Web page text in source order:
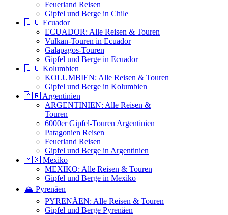
Feuerland Reisen
Gipfel und Berge in Chile
🇪🇨 Ecuador
ECUADOR: Alle Reisen & Touren
Vulkan-Touren in Ecuador
Galapagos-Touren
Gipfel und Berge in Ecuador
🇨🇴 Kolumbien
KOLUMBIEN: Alle Reisen & Touren
Gipfel und Berge in Kolumbien
🇦🇷 Argentinien
ARGENTINIEN: Alle Reisen &
Touren
6000er Gipfel-Touren Argentinien
Patagonien Reisen
Feuerland Reisen
Gipfel und Berge in Argentinien
🇲🇽 Mexiko
MEXIKO: Alle Reisen & Touren
Gipfel und Berge in Mexiko
🏔️ Pyrenäen
PYRENÄEN: Alle Reisen & Touren
Gipfel und Berge Pyrenäen